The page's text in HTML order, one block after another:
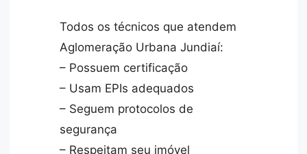
Todos os técnicos que atendem
Aglomeração Urbana Jundiaí:
– Possuem certificação
– Usam EPIs adequados
– Seguem protocolos de
segurança
– Respeitam seu imóvel